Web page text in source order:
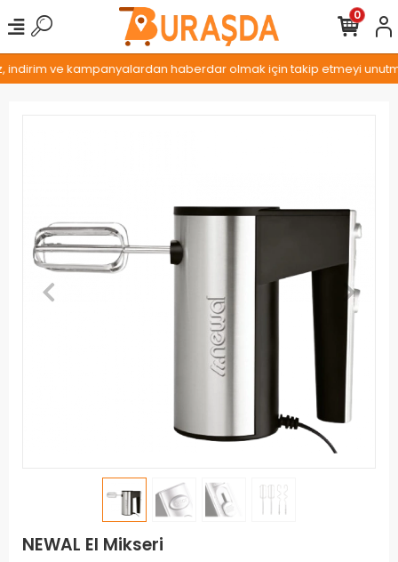
ve kampanyalardan haberdar olmak için takip etmeyi
0
NEWAL El Mikseri